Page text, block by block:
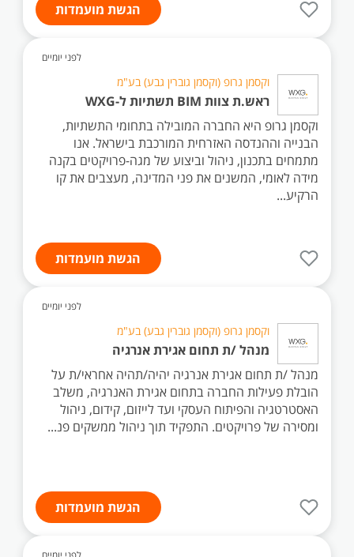
הגשת מועמדות
לפני יומיים
וקסמן גרופ (וקסמן גוברין גבע) בע"מ
ראש.ת צוות BIM תשתיות ל-WXG
וקסמן גרופ היא החברה המובילה בתחומי התשתיות,
הבנייה וההנדסה האזרחית המורכבת בישראל. אנו
מתמחים בתכנון, ניהול וביצוע של מגה-פרויקטים בקנה
מידה לאומי, המשנים את פני המדינה, מעצבים את קו
הרקיע...
הגשת מועמדות
לפני יומיים
וקסמן גרופ (וקסמן גוברין גבע) בע"מ
מנהל /ת תחום אגירת אנרגיה
מנהל /ת תחום אגירת אנרגיה יהיה/תהיה אחראי/ת על
הובלת פעילות החברה בתחום אגירת האנרגיה, משלב
האסטרטגיה והפיתוח העסקי ועד לייזום, קידום, ניהול
ומסירה של פרויקטים. התפקיד תוך ניהול ממשקים פנ...
הגשת מועמדות